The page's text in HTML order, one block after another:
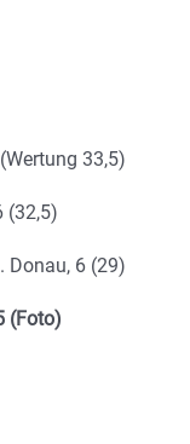
33,5)
(32,5)
Donau, 6 (29)
(Foto)